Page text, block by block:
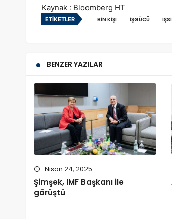
Kaynak : Bloomberg HT
ETIKETLER BIN KIŞI İŞGÜCÜ
BENZER YAZILAR
Nisan 24, 2025
Şimşek, IMF Başkanı ile
görüştü